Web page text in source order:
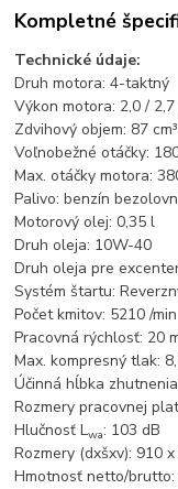
Kompletné
Technické údaje:
Druh motora: 4-taktný
Výkon motora: 2,0 /
Zdvihový objem: 87 cm³
Voľnobežné otáčky:
Max. otáčky motora:
Palivo: benzín
Motorový olej: 0,35 l
Druh oleja: 10W-40
Druh oleja pre
Systém štartu:
Počet kmitov: 5210 /min
Pracovná rýchlosť: 20
Max. kompresný tlak:
Účinná hĺbka
Rozmery pracovnej
Hlučnosť Lwa: 103 dB
Rozmery (dxšxv): 910
Hmotnosť netto/brutto: